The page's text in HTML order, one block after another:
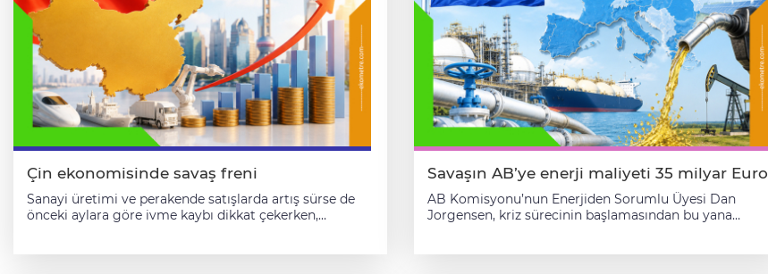
Çin ekonomisinde savaş freni
Sanayi üretimi ve perakende satışlarda artış sürse de
önceki aylara göre ivme kaybı dikkat çekerken,
Savaşın AB’ye enerji maliyeti 35 milyar Euro
AB Komisyonu’nun Enerjiden Sorumlu Üyesi Dan
Jorgensen, kriz sürecinin başlamasından bu yana